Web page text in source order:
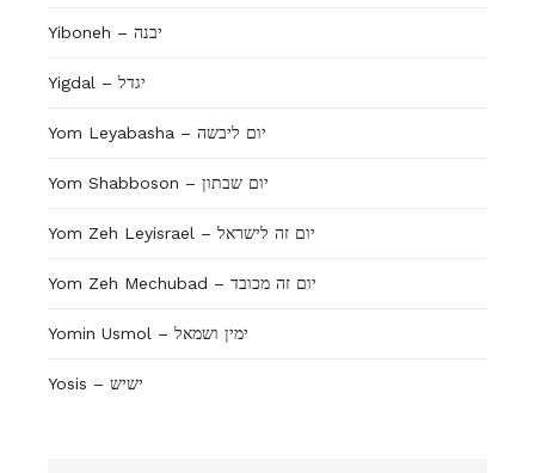
Yiboneh – יבנה
Yigdal – יגדל
Yom Leyabasha – יום ליבשה
Yom Shabboson – יום שבתון
Yom Zeh Leyisrael – יום זה לישראל
Yom Zeh Mechubad – יום זה מכובד
Yosis – ישיש